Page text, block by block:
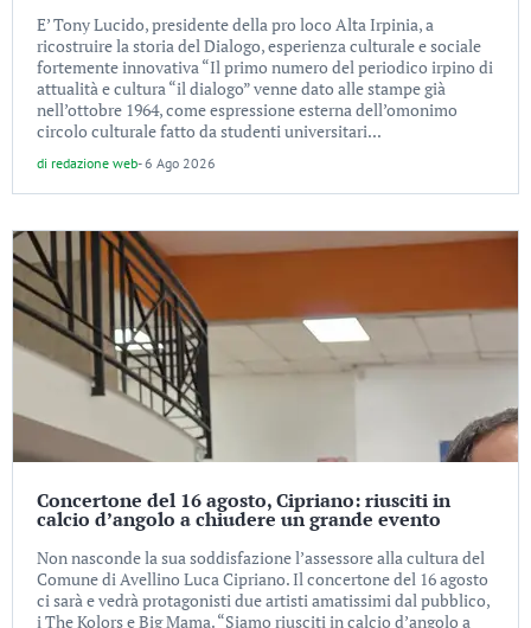
E’ Tony Lucido, presidente della pro loco Alta Irpinia, a
ricostruire la storia del Dialogo, esperienza culturale e sociale
fortemente innovativa “Il primo numero del periodico irpino di
attualità e cultura “il dialogo” venne dato alle stampe già
nell’ottobre 1964, come espressione esterna dell’omonimo
circolo culturale fatto da studenti universitari...
di redazione web-6 Ago 2026
Concertone del 16 agosto, Cipriano: riusciti in
calcio d’angolo a chiudere un grande evento
Non nasconde la sua soddisfazione l’assessore alla cultura del
Comune di Avellino Luca Cipriano. Il concertone del 16 agosto
ci sarà e vedrà protagonisti due artisti amatissimi dal pubblico,
i The Kolors e Big Mama. “Siamo riusciti in calcio d’angolo a